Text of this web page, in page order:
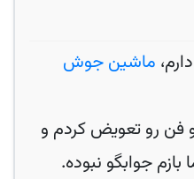
ماشین جوش
و فن رو تعویض کردم و
جوابگو نبوده.